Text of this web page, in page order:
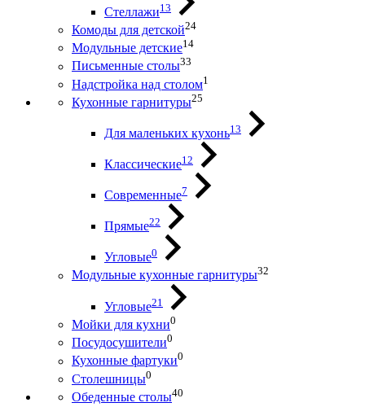
Стеллажи13
Комоды для детской24
Модульные детские14
Письменные столы33
Надстройка над столом1
Кухонные гарнитуры25
Для маленьких кухонь13
Классические12
Современные7
Прямые22
Угловые0
Модульные кухонные гарнитуры32
Угловые21
Мойки для кухни0
Посудосушители0
Кухонные фартуки0
Столешницы0
Обеденные столы40